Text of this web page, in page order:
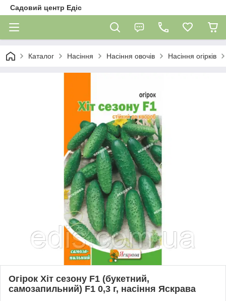
Садовий центр Едіс
Каталог Насіння Насіння овочів Насіння огірків
Огірок Хіт сезону F1 (букетний,
самозапильний) F1 0,3 г, насіння Яскрава